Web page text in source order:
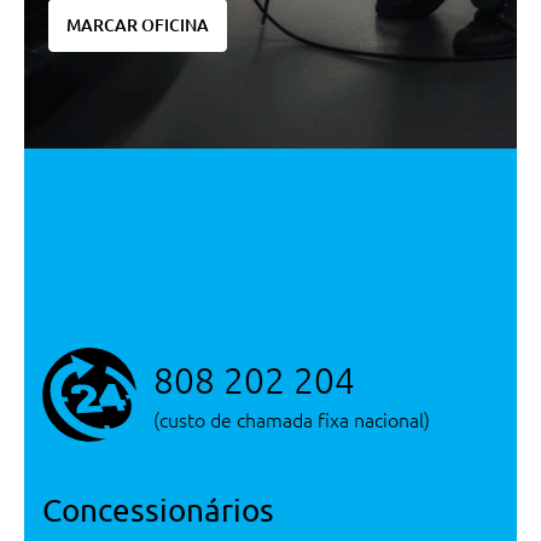
Funçao Manual Coming Home
Controlo De Traçao - Tcs
Luzes De Conduçao Diurna
Sensores De Parqueamento
Traseiros
Cruise Control Adaptativo - Acc
MARCAR OFICINA
808 202 204
(custo de chamada fixa nacional)
Concessionários